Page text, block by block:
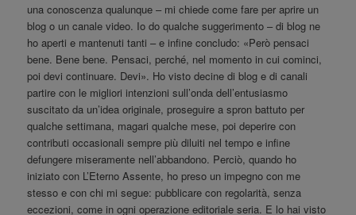
una conoscenza qualunque – mi chiede come fare per aprire un
blog o un canale video. Io do qualche suggerimento – di blog ne
ho aperti e mantenuti tanti – e infine concludo: «Però pensaci
bene. Bene bene. Pensaci, perché, nel momento in cui cominci,
poi devi continuare. Devi». Ho visto decine di blog e di canali
partire con le migliori intenzioni sull’onda dell’entusiasmo
suscitato da un’idea originale, proseguire a spron battuto per
qualche settimana, magari qualche mese, poi deperire con
contributi occasionali sempre più diluiti nel tempo e infine
defungere miseramente nell’abbandono. Perciò, quando ho
iniziato con L’Eterno Assente, ho preso un impegno con me
stesso e con chi mi segue: pubblicare con regolarità, senza
eccezioni, come in ogni operazione editoriale seria. E lo hai visto